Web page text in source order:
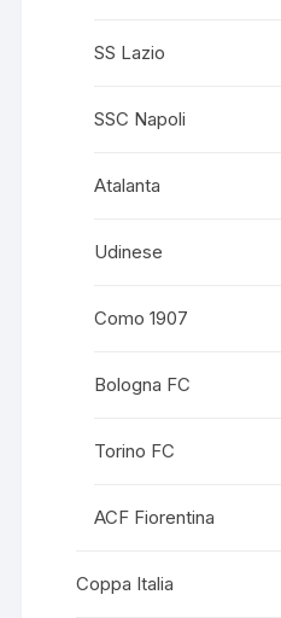
SS Lazio
SSC Napoli
Atalanta
Udinese
Como 1907
Bologna FC
Torino FC
ACF Fiorentina
Coppa Italia